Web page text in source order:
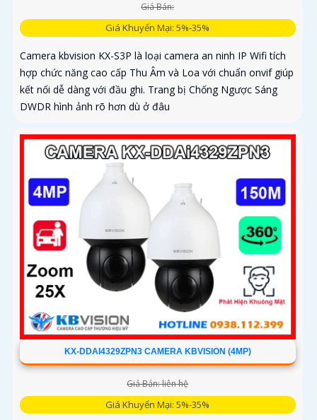
Giá Bán:
Giá Khuyến Mại: 5%-35%
Camera kbvision KX-S3P là loại camera an ninh IP Wifi tích
hợp chức năng cao cấp Thu Âm và Loa với chuẩn onvif giúp
kết nối dễ dàng với đầu ghi. Trang bị Chống Ngược Sáng
DWDR hình ảnh rõ hơn dù ở đâu
KX-DDAI4329ZPN3 CAMERA KBVISION (4MP)
Giá Bán: liên hệ
Giá Khuyến Mại: 5%-35%